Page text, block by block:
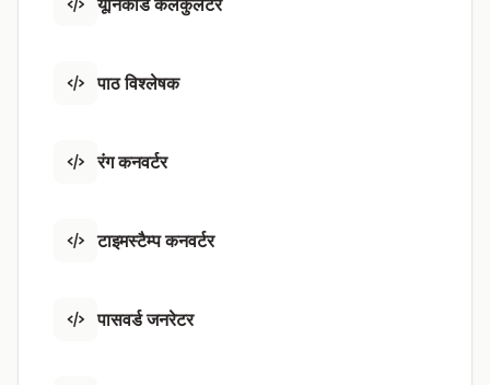
पाठ विश्लेषक
रंग कनवर्टर
टाइमस्टैम्प कनवर्टर
पासवर्ड जनरेटर